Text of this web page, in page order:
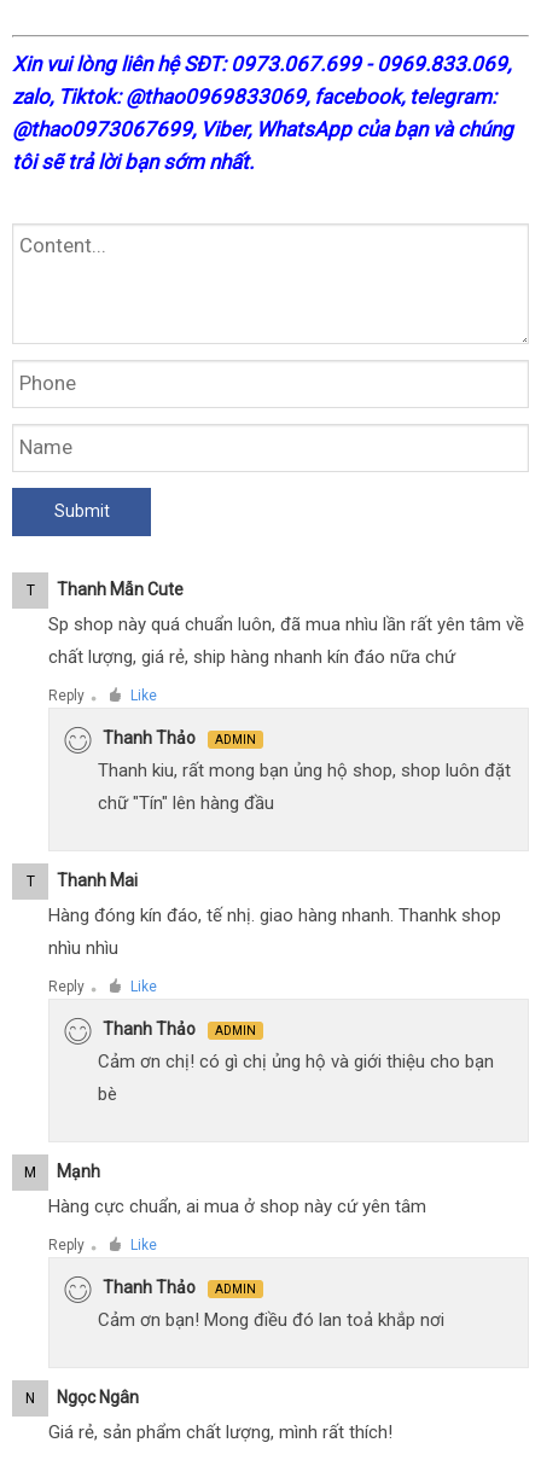
Xin vui lòng liên hệ SĐT: 0973.067.699 - 0969.833.069,
zalo, Tiktok: @thao0969833069, facebook, telegram:
@thao0973067699, Viber, WhatsApp của bạn và chúng
tôi sẽ trả lời bạn sớm nhất.
T Thanh Mẫn Cute
Sp shop này quá chuẩn luôn, đã mua nhìu lần rất yên tâm về
chất lượng, giá rẻ, ship hàng nhanh kín đáo nữa chứ
Reply ● Like
Thanh Thảo ADMIN
Thanh kiu, rất mong bạn ủng hộ shop, shop luôn đặt
chữ "Tín" lên hàng đầu
T Thanh Mai
Hàng đóng kín đáo, tế nhị. giao hàng nhanh. Thanhk shop
nhìu nhìu
Reply ● Like
Thanh Thảo ADMIN
Cảm ơn chị! có gì chị ủng hộ và giới thiệu cho bạn
bè
M Mạnh
Hàng cực chuẩn, ai mua ở shop này cứ yên tâm
Reply ● Like
Thanh Thảo ADMIN
Cảm ơn bạn! Mong điều đó lan toả khắp nơi
N Ngọc Ngân
Giá rẻ, sản phẩm chất lượng, mình rất thích!